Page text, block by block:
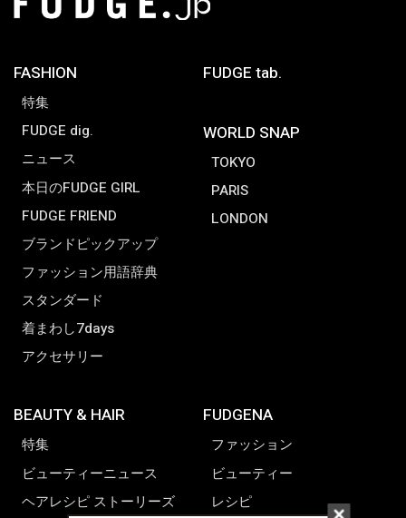
FASHION
特集
FUDGE dig.
ニュース
本日のFUDGE GIRL
FUDGE FRIEND
ブランドピックアップ
ファッション用語辞典
スタンダード
着まわし7days
アクセサリー
FUDGE tab.
WORLD SNAP
TOKYO
PARIS
LONDON
BEAUTY & HAIR
特集
ビューティーニュース
ヘアレシピ ストーリーズ
FUDGENA
ファッション
ビューティー
レシピ